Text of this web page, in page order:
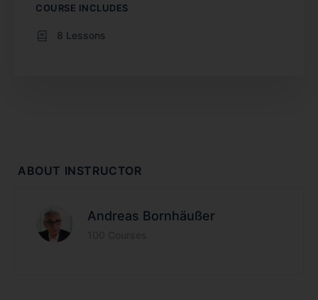
ABOUT INSTRUCTOR
Andreas Bornhäußer
COURSE INCLUDES
8 Lessons